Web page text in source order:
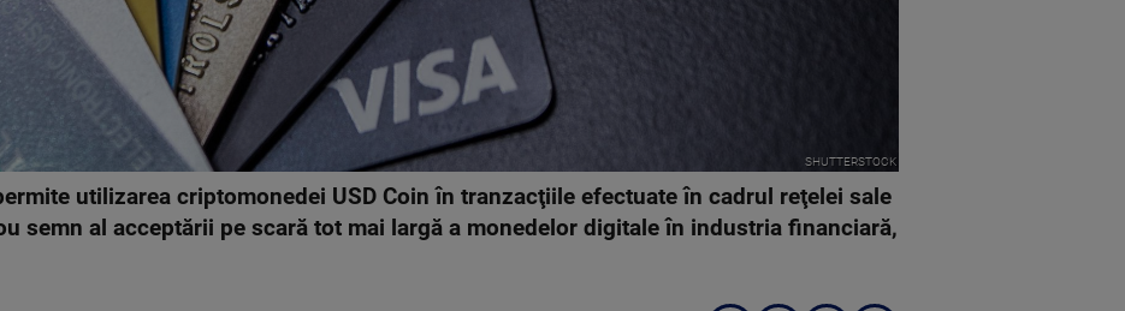
SHUTTERSTOCK
utilizarea criptomonedei USD Coin în tranzacţiile efectuate în cadrul reţelei sale
semn al acceptării pe scară tot mai largă a monedelor digitale în industria financiară,